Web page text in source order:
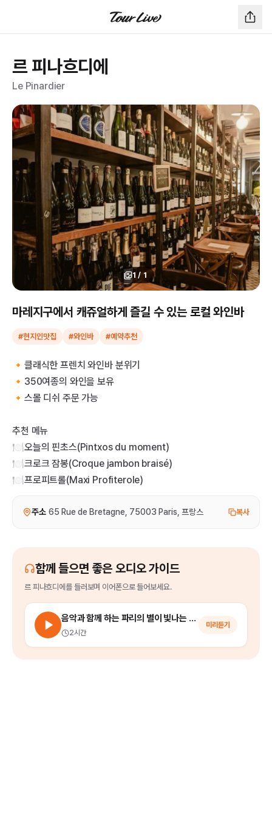
르 피나흐디에
Le Pinardier
1 / 1
마레지구에서 캐쥬얼하게 즐길 수 있는 로컬 와인바
#현지인맛집 #와인바 #예약추천
🔸클래식한 프렌치 와인바 분위기
🔸350여종의 와인을 보유
🔸스몰 디쉬 주문 가능
추천 메뉴
🍽️오늘의 핀초스(Pintxos du moment)
🍽️크로크 잠봉(Croque jambon braisé)
🍽️프로피트롤(Maxi Profiterole)
주소 65 Rue de Bretagne, 75003 Paris, 프랑스 복사
함께 들으면 좋은 오디오 가이드
르 피나흐디에를들러보며 이어폰으로 들어보세요.
음악과 함께 하는 파리의 별이 빛나는 밤에 (파리 야경 투어)
2시간
미리듣기